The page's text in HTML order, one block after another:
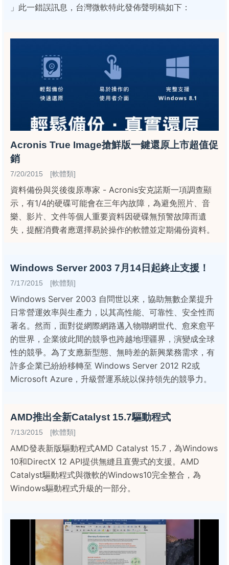
」此一錯誤訊息，台灣微軟特此發佈聲明稿如下：
Acronis True Image搶鮮版一鍵還原上市超值促
銷
7/20/2015 [軟體類]
資料備份與災後復原專家 - Acronis安克諾斯一項調查顯
示，有1/4的硬碟可能會在三年內故障，為避免照片、音
樂、影片、文件等個人重要資料因硬碟無預警故障而遺
失，提醒消費者應選擇易於操作的軟體並定期備份資料。
Windows Server 2003 7月14日起終止支援！
7/17/2015 [軟體類]
Windows Server 2003 自問世以來，協助無數企業提升
日常營運效率與生產力，以其高性能、可靠性、安全性而
著名。然而，面對從網際網路邁入物聯網世代、愈來愈平
的世界，企業彼此間的競爭也跨越地理疆界，演變成全球
性的競爭。為了支應新型態、無時差的新興業務需求，有
許多企業已紛紛移轉至 Windows Server 2012 R2或
Microsoft Azure，升級營運系統以保持領先的競爭力。
AMD推出全新Catalyst 15.7驅動程式
7/13/2015 [軟體類]
AMD發表新版驅動程式AMD Catalyst 15.7，為Windows
10和DirectX 12 API提供無縫且直覺式的支援。AMD
Catalyst驅動程式與微軟的Windows10完全整合，為
Windows驅動程式升級的一部分。